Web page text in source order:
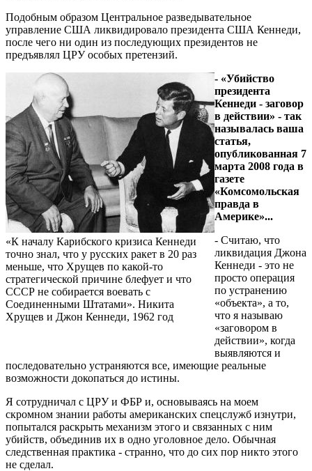
Подобным образом Центральное разведывательное
управление США ликвидировало президента США Кеннеди,
после чего ни один из последующих президентов не
предъявлял ЦРУ особых претензий.
«К началу Карибского кризиса Кеннеди
точно знал, что у русских ракет в 20 раз
меньше, что Хрущев по какой-то
стратегической причине блефует и что
СССР не собирается воевать с
Соединенными Штатами». Никита
Хрущев и Джон Кеннеди, 1962 год
- «Убийство
президента
Кеннеди - заговор
в действии» - так
называлась ваша
статья,
опубликованная 7
марта 2008 года в
газете
«Комсомольская
правда в
Америке»...
- Считаю, что
ликвидация Джона
Кеннеди - это не
просто операция
по устранению
«объекта», а то,
что я называю
«заговором в
действии», когда
выявляются и
последовательно устраняются все, имеющие реальные
возможности докопаться до истины.
Я сотрудничал с ЦРУ и ФБР и, основываясь на моем
скромном знании работы американских спецслужб изнутри,
попытался раскрыть механизм этого и связанных с ним
убийств, объединив их в одно уголовное дело. Обычная
следственная практика - странно, что до сих пор никто этого
не сделал.